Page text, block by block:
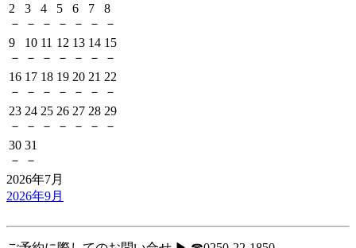
2
－
3
－
4
－
5
－
6
－
7
－
8
－
9
－
10
－
11
－
12
－
13
－
14
－
15
－
16
－
17
－
18
－
19
－
20
－
21
－
22
－
23
－
24
－
25
－
26
－
27
－
28
－
29
－
30
－
31
－
2026年7月
2026年9月